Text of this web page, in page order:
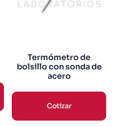
Termómetro de
bolsillo con sonda de
acero
Cotizar